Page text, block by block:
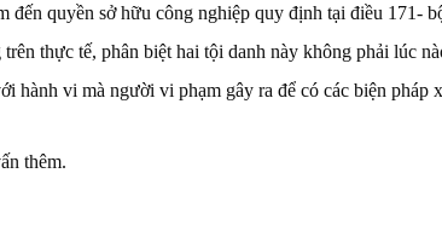
đến quyền sở hữu công nghiệp quy định tại điều
thực tế, phân biệt hai tội danh này không phải lúc
hành vi mà người vi phạm gây ra để có các biện
thêm.